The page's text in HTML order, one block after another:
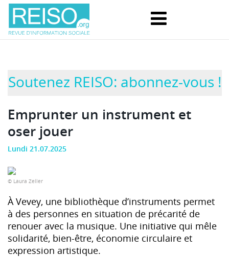
Soutenez REISO: abonnez-vous !
Emprunter un instrument et
oser jouer
Lundi 21.07.2025
© Laura Zeller
À Vevey, une bibliothèque d’instruments permet
à des personnes en situation de précarité de
renouer avec la musique. Une initiative qui mêle
solidarité, bien-être, économie circulaire et
expression artistique.